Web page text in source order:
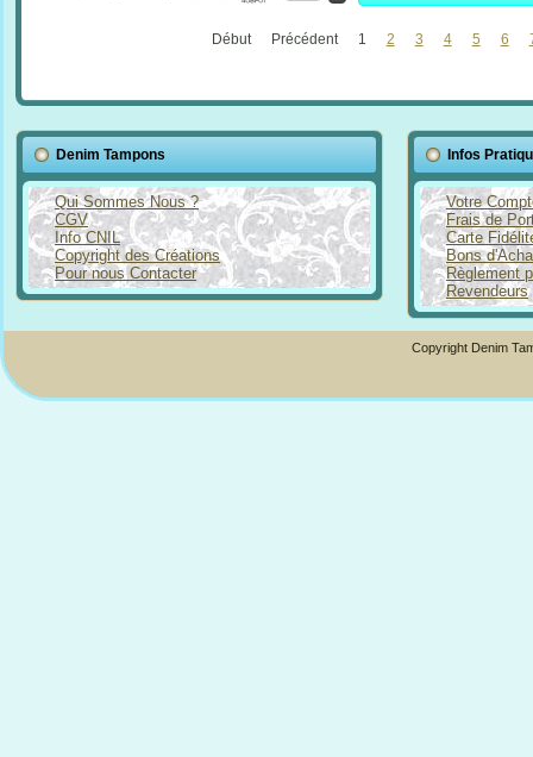
Début Précédent 1 2 3 4 5 6
Denim Tampons
Qui Sommes Nous ?
CGV
Info CNIL
Copyright des Créations
Pour nous Contacter
Infos
Votre
Frais de
Carte
Bons
Règlement
Revendeurs
Copyright Denim